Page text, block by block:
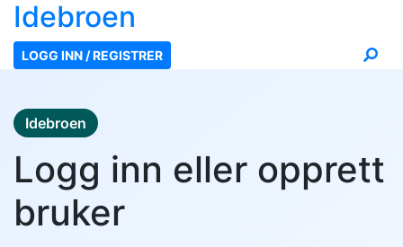
Idebroen
LOGG INN / REGISTRER
Idebroen
Logg inn eller opprett
bruker